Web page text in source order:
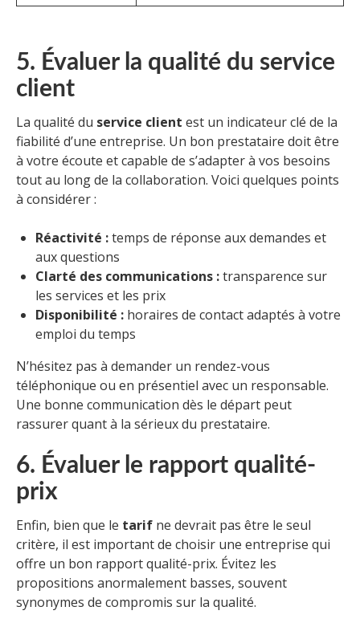
5. Évaluer la qualité du service
client
La qualité du service client est un indicateur clé de la
fiabilité d’une entreprise. Un bon prestataire doit être
à votre écoute et capable de s’adapter à vos besoins
tout au long de la collaboration. Voici quelques points
à considérer :
Réactivité :temps de réponse aux demandes et
aux questions
Clarté des communications :transparence sur
les services et les prix
Disponibilité : horaires de contact adaptés à votre
emploi du temps
N’hésitez pas à demander un rendez-vous
téléphonique ou en présentiel avec un responsable.
Une bonne communication dès le départ peut
rassurer quant à la sérieux du prestataire.
6. Évaluer le rapport qualité-
prix
Enfin, bien que le tarif ne devrait pas être le seul
critère, il est important de choisir une entreprise qui
offre un bon rapport qualité-prix. Évitez les
propositions anormalement basses, souvent
synonymes de compromis sur la qualité.